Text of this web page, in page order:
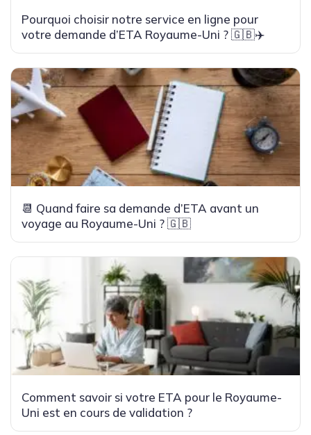
Pourquoi choisir notre service en ligne pour
votre demande d’ETA Royaume-Uni ? 🇬🇧✈️
📆 Quand faire sa demande d’ETA avant un
voyage au Royaume-Uni ? 🇬🇧
Comment savoir si votre ETA pour le Royaume-
Uni est en cours de validation ?